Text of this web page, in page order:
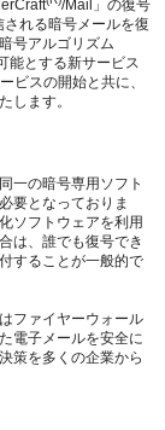
/Mail」の復号
れる暗号メールを復
号アルゴリズム
能とする新サービス
ビスの開始と共に、
します。
一の暗号専用ソフト
要となっておりま
ソフトウェアを利用
は、誰でも復号でき
することが一般的で
ファイヤーウォール
電子メールを安全に
策を多くの企業から